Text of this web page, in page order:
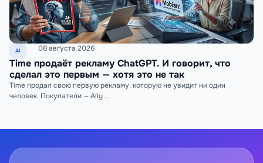
AI 08 августа 2026
Time продаёт рекламу ChatGPT. И говорит, что
сделал это первым — хотя это не так
Time продал свою первую рекламу, которую не увидит ни один
человек. Покупатели — Ally ...